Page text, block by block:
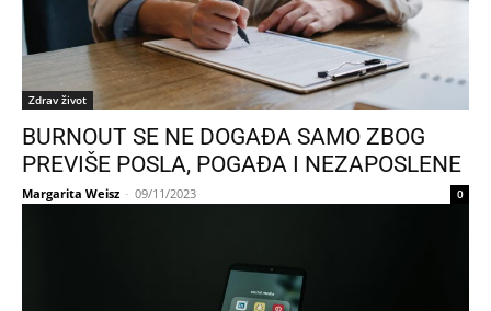
Zdrav život
BURNOUT SE NE DOGAĐA SAMO ZBOG
PREVIŠE POSLA, POGAĐA I NEZAPOSLENE
Margarita Weisz - 09/11/2023 0